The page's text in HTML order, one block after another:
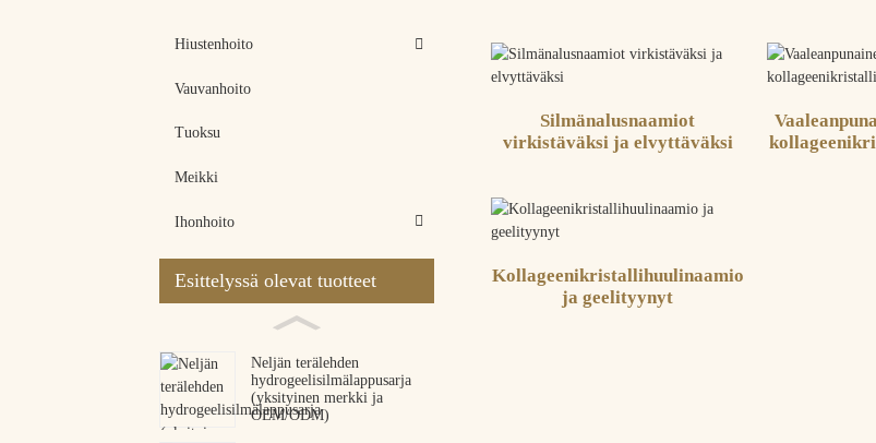
Hiustenhoito
Vauvanhoito
Tuoksu
Meikki
Ihonhoito
Esittelyssä olevat tuotteet
Neljän terälehden
hydrogeelisilmälappusarja
(yksityinen merkki ja
OEM/ODM)
Silmänalusnaamiot
virkistäväksi ja elvyttäväksi
Kollageenikristallihuulinaamio
ja geelityynyt